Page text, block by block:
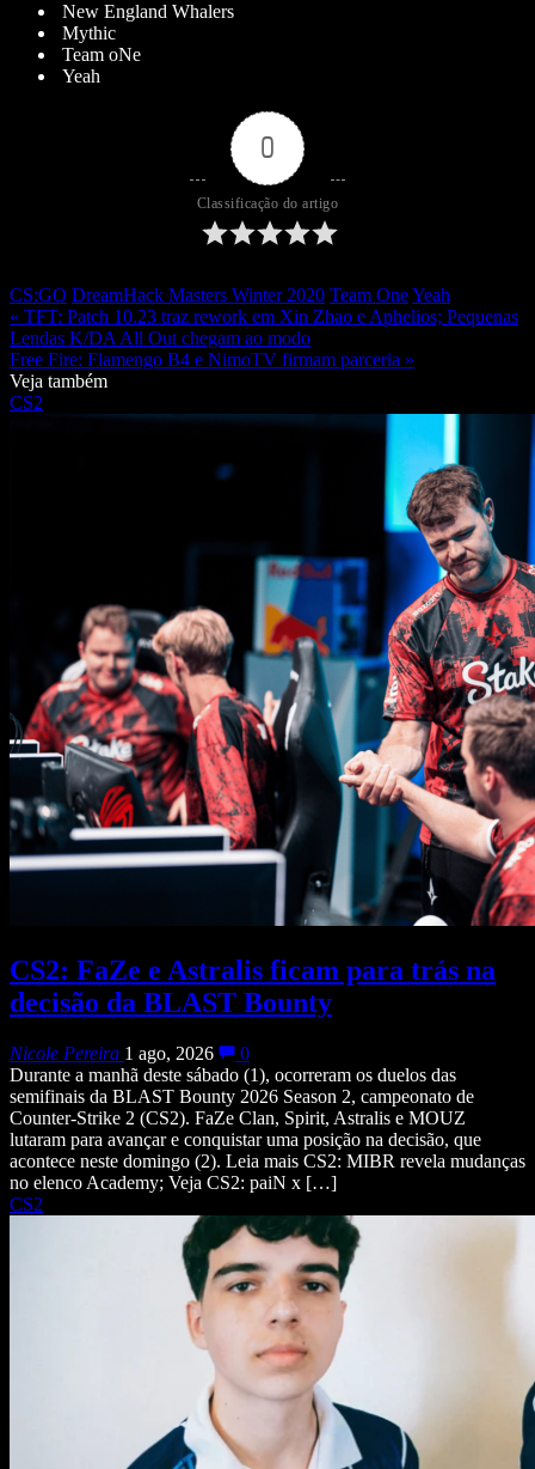
New England Whalers
Mythic
Team oNe
Yeah
0
Classificação do artigo
CS:GO DreamHack Masters Winter 2020 Team OneYeah
« TFT: Patch 10.23 traz rework em Xin Zhao e Aphelios; Pequenas
Lendas K/DA All Out chegam ao modo
Free Fire: Flamengo B4 e NimoTV firmam parceria »
Veja também
CS2
CS2: FaZe e Astralis ficam para trás na
decisão da BLAST Bounty
Nicole Pereira 1 ago, 2026
0
Durante a manhã deste sábado (1), ocorreram os duelos das
semifinais da BLAST Bounty 2026 Season 2, campeonato de
Counter-Strike 2 (CS2). FaZe Clan, Spirit, Astralis e MOUZ
lutaram para avançar e conquistar uma posição na decisão, que
acontece neste domingo (2). Leia mais CS2: MIBR revela mudanças
no elenco Academy; Veja CS2: paiN x […]
CS2